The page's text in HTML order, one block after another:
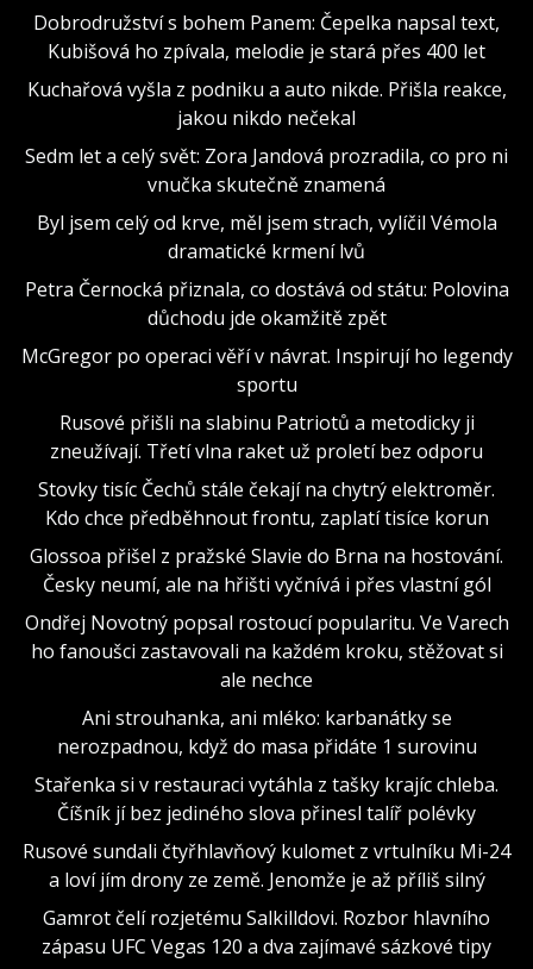
Dobrodružství s bohem Panem: Čepelka napsal text,
Kubišová ho zpívala, melodie je stará přes 400 let
Kuchařová vyšla z podniku a auto nikde. Přišla reakce,
jakou nikdo nečekal
Sedm let a celý svět: Zora Jandová prozradila, co pro ni
vnučka skutečně znamená
Byl jsem celý od krve, měl jsem strach, vylíčil Vémola
dramatické krmení lvů
Petra Černocká přiznala, co dostává od státu: Polovina
důchodu jde okamžitě zpět
McGregor po operaci věří v návrat. Inspirují ho legendy
sportu
Rusové přišli na slabinu Patriotů a metodicky ji
zneužívají. Třetí vlna raket už proletí bez odporu
Stovky tisíc Čechů stále čekají na chytrý elektroměr.
Kdo chce předběhnout frontu, zaplatí tisíce korun
Glossoa přišel z pražské Slavie do Brna na hostování.
Česky neumí, ale na hřišti vyčnívá i přes vlastní gól
Ondřej Novotný popsal rostoucí popularitu. Ve Varech
ho fanoušci zastavovali na každém kroku, stěžovat si
ale nechce
Ani strouhanka, ani mléko: karbanátky se
nerozpadnou, když do masa přidáte 1 surovinu
Stařenka si v restauraci vytáhla z tašky krajíc chleba.
Číšník jí bez jediného slova přinesl talíř polévky
Rusové sundali čtyřhlavňový kulomet z vrtulníku Mi-24
a loví jím drony ze země. Jenomže je až příliš silný
Gamrot čelí rozjetému Salkilldovi. Rozbor hlavního
zápasu UFC Vegas 120 a dva zajímavé sázkové tipy